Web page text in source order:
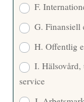
F.
G. Finansiell
H. Offentlig
I.
service